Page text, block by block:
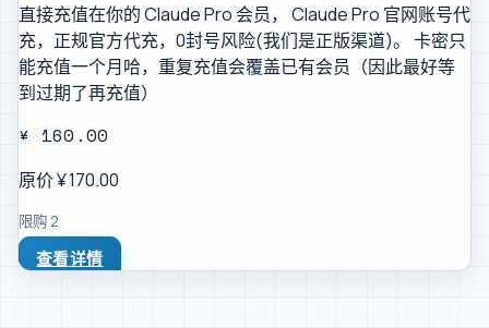
直接充值在你的 Claude Pro 会员， Claude Pro 官网账号代
充，正规官方代充，0封号风险(我们是正版渠道)。 卡密只
能充值一个月哈，重复充值会覆盖已有会员（因此最好等
到过期了再充值）
¥ 160.00
原价 ¥170.00
限购 2
查看详情